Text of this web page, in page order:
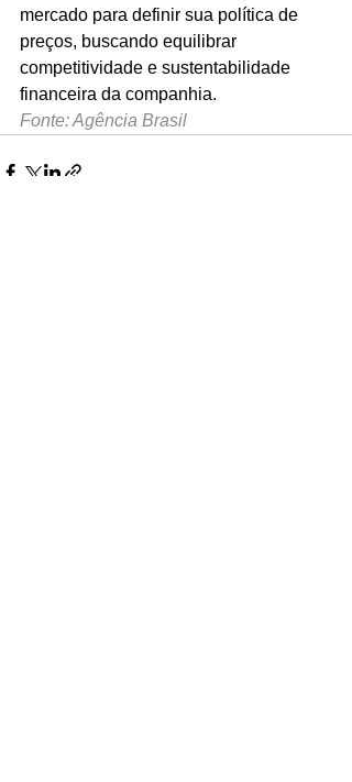
mercado para definir sua política de
preços, buscando equilibrar
competitividade e sustentabilidade
financeira da companhia.
Fonte: Agência Brasil